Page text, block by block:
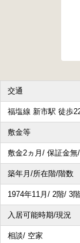
交通
福塩線 新市駅 徒歩
敷金等
敷金2ヵ月/ 保証金無
築年月/所在階/階数
1974年11月/ 2階/ 3
入居可能時期/現況
相談/ 空家